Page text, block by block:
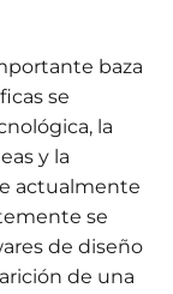
baza
se
la
y la
actualmente
se
de diseño
de una